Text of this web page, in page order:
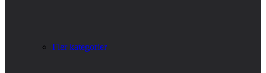
Fler kategorier